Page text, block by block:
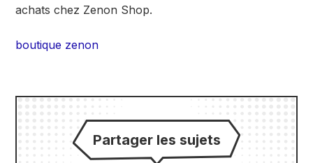
achats chez Zenon Shop.
boutique zenon
Partager les sujets